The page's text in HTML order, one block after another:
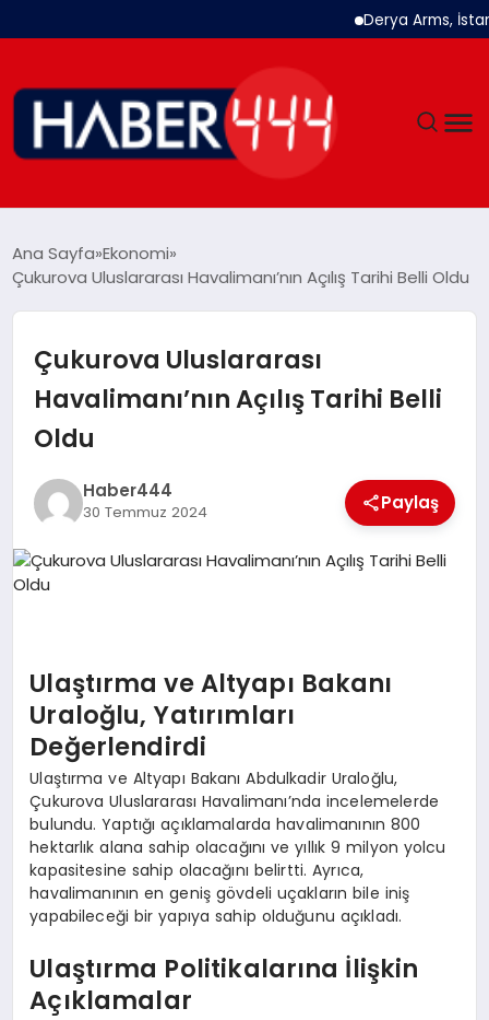
Derya Arms,
DÜNYA
EKONOMI
TEKNOLOJI
MAGAZIN
YAŞAM
Ana Sayfa Ekonomi
Çukurova Uluslararası Havalimanı’nın Açılış Tarihi Belli Oldu
Çukurova Uluslararası
Havalimanı’nın Açılış Tarihi Belli
Oldu
Haber444
30 Temmuz 2024 Paylaş
Ulaştırma ve Altyapı Bakanı
Uraloğlu, Yatırımları
Değerlendirdi
Ulaştırma ve Altyapı Bakanı Abdulkadir Uraloğlu,
Çukurova Uluslararası Havalimanı’nda incelemelerde
bulundu. Yaptığı açıklamalarda havalimanının 800
hektarlık alana sahip olacağını ve yıllık 9 milyon yolcu
kapasitesine sahip olacağını belirtti. Ayrıca,
havalimanının en geniş gövdeli uçakların bile iniş
yapabileceği bir yapıya sahip olduğunu açıkladı.
Ulaştırma Politikalarına İlişkin
Açıklamalar